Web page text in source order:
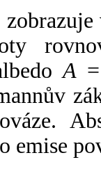
A
emise